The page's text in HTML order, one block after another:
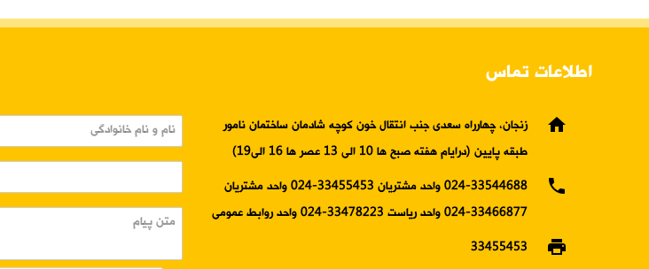
اطلاعات تماس
home
زنجان، چهارراه سعدی جنب انتقال خون کوچه شادمان ساختمان نامور
طبقه پایین (درایام هفته صبح ها 10 الی 13 عصر ها 16 الی19)
phone
024-33544688 واحد مشتریان 33455453-024 واحد مشتریان
33466877-024 واحد ریاست 33478223-024 واحد روابط عمومی
print
33455453